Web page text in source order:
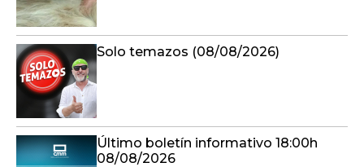
Solo temazos (08/08/2026)
Último boletín informativo 18:00h
08/08/2026